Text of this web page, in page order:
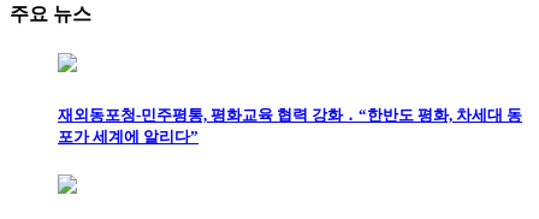
주요 뉴스
재외동포청-민주평통, 평화교육 협력 강화 ․ “한반도 평화, 차세대 동
포가 세계에 알리다”